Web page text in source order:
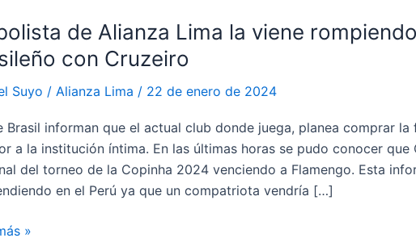
de Alianza Lima la viene
con Cruzeiro
Suyo / Alianza Lima / 22 de enero de 2024
Brasil informan que el actual club donde juega, planea comprar la
a la institución íntima. En las últimas horas se pudo conocer que
del torneo de la Copinha 2024 venciendo a Flamengo. Esta
en el Perú ya que un compatriota vendría […]
»